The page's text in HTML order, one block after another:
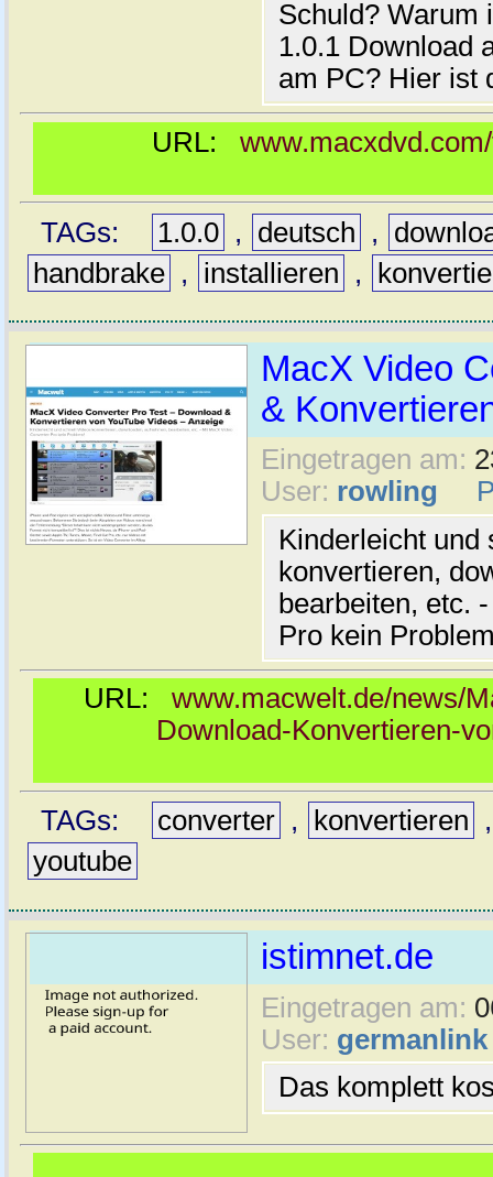
Schuld? Warum
1.0.1 Download
am PC? Hier ist
URL:
TAGs: 1.0.0 , deutsch ,
handbrake , installieren ,
MacX Video
&
Eingetragen am:
User: rowling
Kinderleicht und
konvertieren,
bearbeiten, etc.
Pro kein
URL: www.macwelt.de/news/
Download-Konvertieren-
TAGs: converter , konvertieren
youtube
istimnet.de
Eingetragen am:
User: germanlink
Das komplett